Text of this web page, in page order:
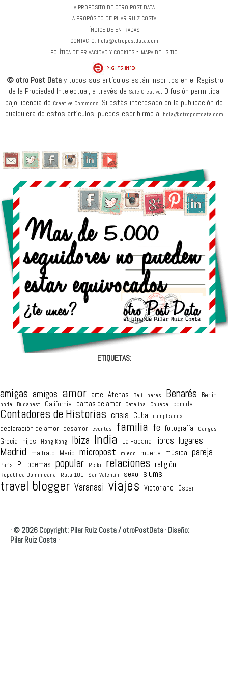
A PROPÓSITO DE OTRO POST DATA
A PROPÓSITO DE PILAR RUIZ COSTA
ÍNDICE DE ENTRADAS
CONTACTO: hola@otropostdata.com
POLÍTICA DE PRIVACIDAD Y COOKIES - MAPA DEL SITIO
© otro Post Datay todos sus artículos están inscritos en el Registro
de la Propiedad Intelectual, a través de Safe Creative. Difusión permitida
bajo licencia de Creative Commons. Si estás interesado en la publicación de
cualquiera de estos artículos, puedes escribirme a: hola@otropostdata.com
ETIQUETAS:
amigas amigos amor arte Atenas Bali bares Benarés Berlín
boda Budapest California cartas de amor Catalina Chueca comida
Contadores de Historias crisis Cuba cumpleaños
declaración de amor desamor eventos familia fe fotografía Ganges
Grecia hijos Hong Kong Ibiza India La Habana libros lugares
Madrid maltrato Mario micropost miedo muerte música pareja
París Pi poemas popular Reiki relaciones religión
República Dominicana Ruta 101 San Valentín sexo slums
travel blogger Varanasi viajes Victoriano Óscar
· © 2026 Copyright: Pilar Ruiz Costa / otroPostData · Diseño:
Pilar Ruiz Costa ·